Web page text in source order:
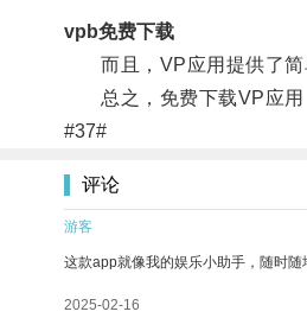
vpb免费下载
而且，VP应用提供了简
总之，免费下载VP应用
#37#
评论
游客
这款app就像我的娱乐小助手，随时随
2025-02-16